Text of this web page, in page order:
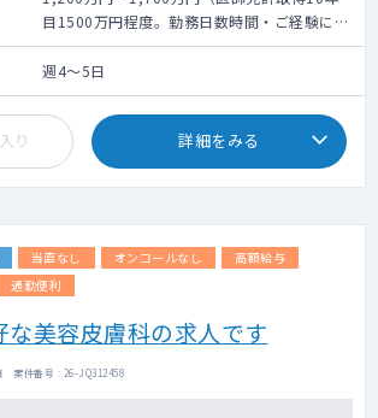
⇒一般内科（発熱・腹痛・高血圧などの慢性
疾患）が8割
稀に小児科、外科（簡単な縫合など）、緩
和（訪問診療実施前の抗がん剤投薬調整）
＜訪問診療＞
●割合：居宅：8割、施設：2割（クリニック
の全体数：50名程度、（居宅40名程度・施設
の訪問診療が主です。
近隣病院からガンターミナル患者の紹介も
無しのご相談も可能です。
電話相談もすべて院長先生が対応頂けるので
目1500万円程度。勤務日数時間・ご経験によ
って応相談）
週4～5日
り 詳細をみる
当直なし オンコールなし
高額給与
通勤便利
な美容皮膚科の求人です
案件番号 : 26-JQ312458